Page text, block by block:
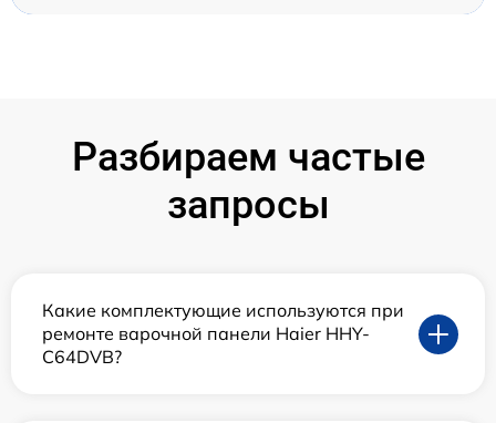
Разбираем частые
запросы
Какие комплектующие используются при
ремонте варочной панели Haier HHY-
C64DVB?